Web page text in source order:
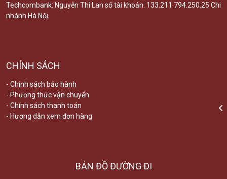
Techcombank: Nguyễn Thi Lan số tài khoản: 133.211.794.250.25 Chi
nhánh Hà Nội
CHÍNH SÁCH
- Chính sách bảo hành
- Phương thức vận chuyển
- Chính sách thanh toán
- Hương dẫn xem đơn hàng
BẢN ĐỒ ĐƯỜNG ĐI